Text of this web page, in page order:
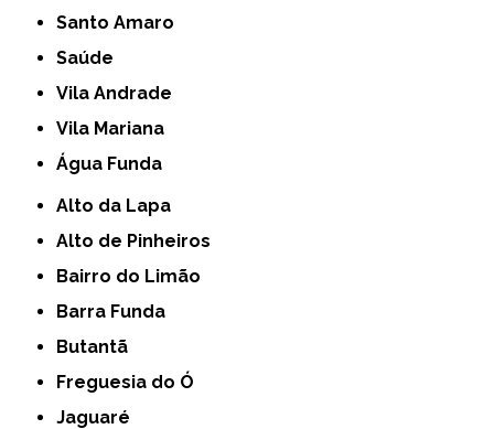
Santo Amaro
Saúde
Vila Andrade
Vila Mariana
Água Funda
Alto da Lapa
Alto de Pinheiros
Bairro do Limão
Barra Funda
Butantã
Freguesia do Ó
Jaguaré